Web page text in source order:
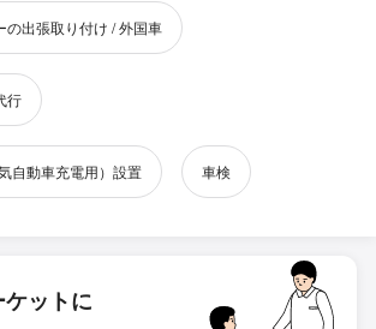
の出張取り付け / 外国車
行
自動車充電用）設置 車検
ケットに